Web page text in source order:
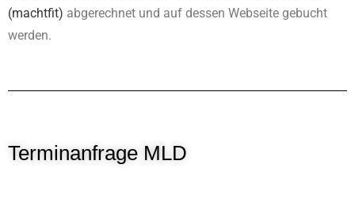
(machtfit) abgerechnet und auf dessen Webseite gebucht
werden.
Terminanfrage MLD